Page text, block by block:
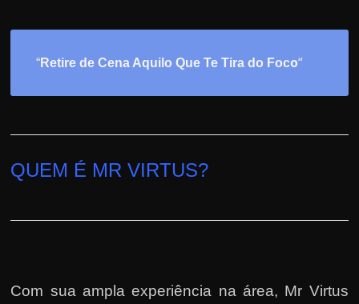
“Retire de Cena Aquilo Que Te Tira do Foco“
QUEM É MR VIRTUS?
Com sua ampla experiência na área, Mr Virtus